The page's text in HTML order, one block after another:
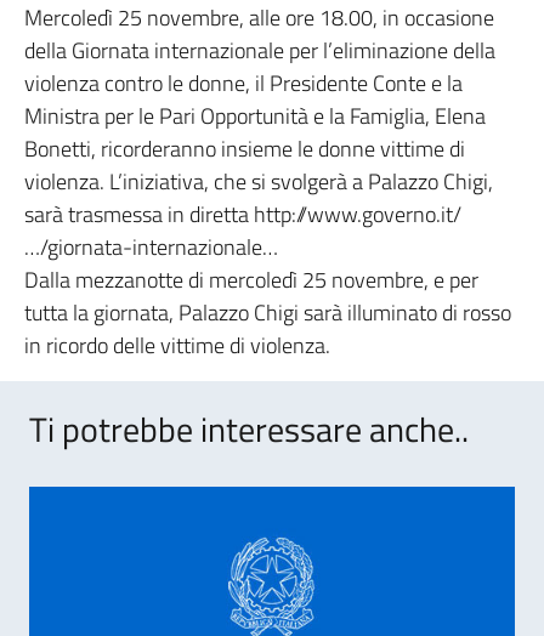
Mercoledì 25 novembre, alle ore 18.00, in occasione
della Giornata internazionale per l’eliminazione della
violenza contro le donne, il Presidente Conte e la
Ministra per le Pari Opportunità e la Famiglia, Elena
Bonetti, ricorderanno insieme le donne vittime di
violenza. L’iniziativa, che si svolgerà a Palazzo Chigi,
sarà trasmessa in diretta http://www.governo.it/
…/giornata-internazionale…
Dalla mezzanotte di mercoledì 25 novembre, e per
tutta la giornata, Palazzo Chigi sarà illuminato di rosso
in ricordo delle vittime di violenza.
Ti potrebbe interessare anche..